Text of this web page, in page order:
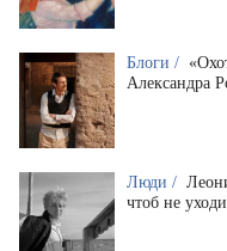
Блоги /
Александра
Люди /
чтоб не